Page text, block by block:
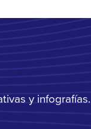
y infografías.